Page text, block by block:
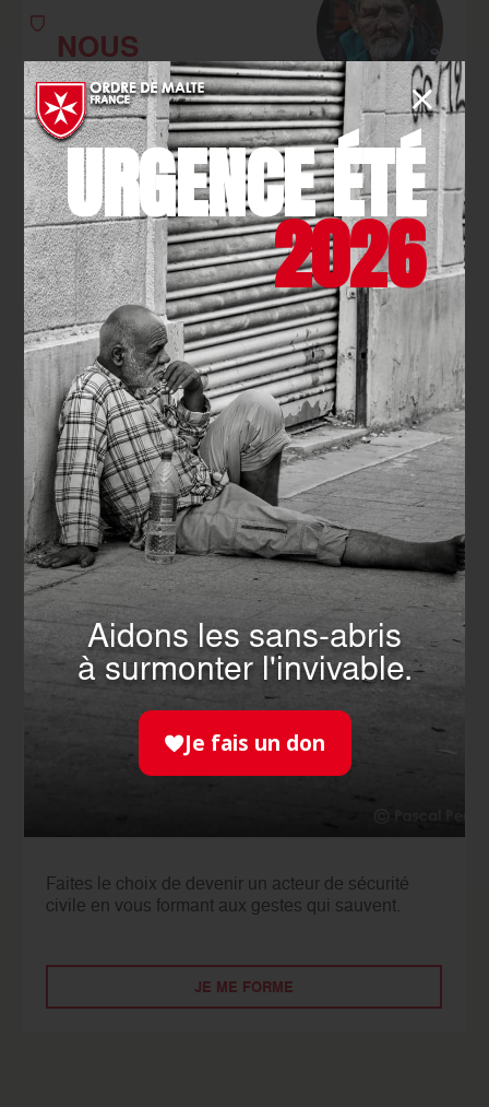
NOUS
SOUTENIR
Faire un don, c’est soutenir l’action de nos
bénévoles. Ils nous permettent d'aider chaque
année des millions de personnes.
JE FAIS UN DON
DEVENIR
BÉNÉVOLE
Un engagement sur-mesure près de chez vous en
fonction de votre disponibilité et de vos aspirations.
JE M'ENGAGE
Faites le choix de devenir un acteur de sécurité
civile en vous formant aux gestes qui sauvent.
JE ME FORME
URGENCE ÉTÉ
2026
Aidons les sans-abris
à surmonter l'invivable.
Je fais un don